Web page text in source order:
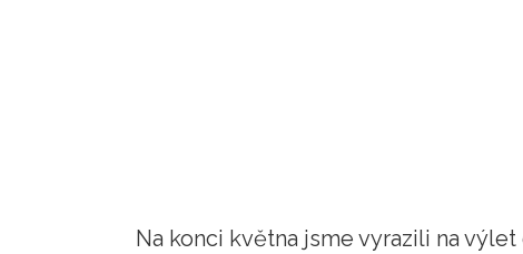
Na konci května jsme vyrazili na